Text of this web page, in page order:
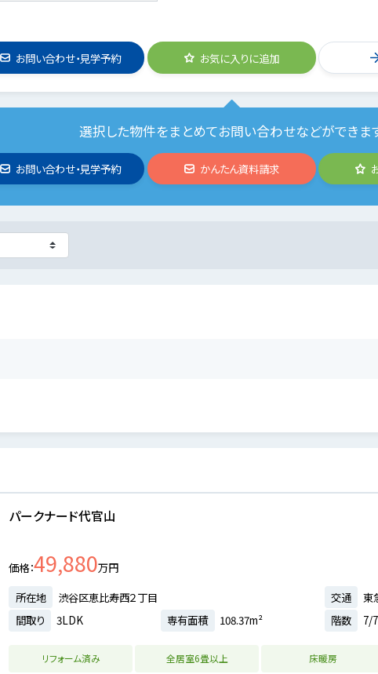
お問い合わせ・見学予約 お気に入りに追加
選択した物件をまとめてお問い合わせなどができま
お問い合わせ・見学予約 かんたん資料請求
パークナード代官山
価格 49,880万円
所在地
渋谷区恵比寿西２丁目 交通
東
間取り
3LDK 専有面積 108.37m² 階数 7/
リフォーム済み 全居室6畳以上 床暖房